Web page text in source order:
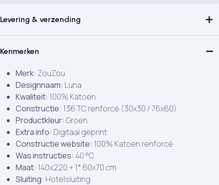
Levering & verzending
Kenmerken
Merk: ZouZou
Designnaam: Luna
Kwaliteit: 100% Katoen
Constructie: 136 TC renforcé (30x30 / 76x60)
Productkleur: Groen
Extra info: Digitaal geprint
Constructie website: 100% Katoen renforcé
Was instructies: 40 °C
Maat: 140x220 + 1* 60x70 cm
Sluiting: Hotelsluiting